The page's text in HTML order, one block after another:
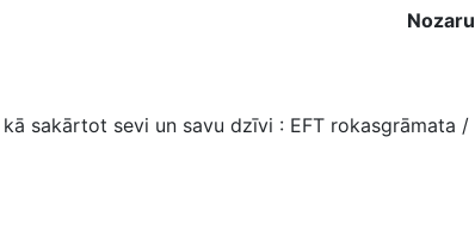
sakārtot sevi un savu dzīvi : EFT rokasgrāmata /